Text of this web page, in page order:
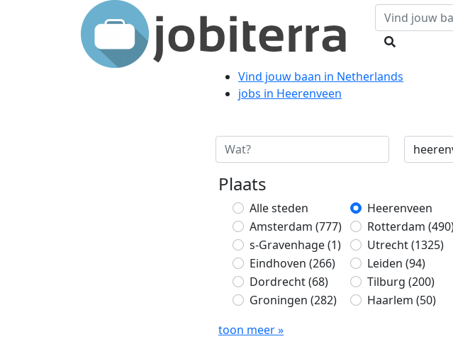
Vind jouw baan in Netherlands
jobs in Heerenveen
Plaats
Alle steden
Heerenveen
Amsterdam (777) Rotterdam
s-Gravenhage(1) Utrecht(1325)
Eindhoven (266) Leiden (94)
Dordrecht(68) Tilburg (200)
Groningen (282) Haarlem (50)
toon meer »